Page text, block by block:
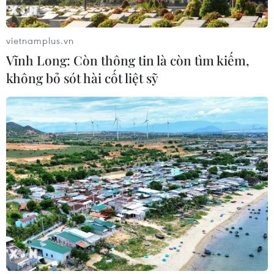
Xem thêm
CƠ QUAN CHỦ QUẢN: THÔNG TẤN XÃ VIỆT NAM
Tổng Biên tập: TRẦN TIẾN DUẨN
Phó Tổng Biên tập: NGUYỄN THỊ TÁM, KHÚC THANH
THỦY
Sở hữu trí tuệ
Quy định sử dụng
RSS
Hỗ trợ
Ngôn ngữ
TTXVN
Dịch vụ tin
Quảng cáo
vietnamplus.vn
Vĩnh Long: Còn thông tin là còn tìm kiếm,
không bỏ sót hài cốt liệt sỹ